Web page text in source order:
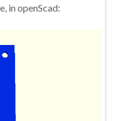
in openScad: